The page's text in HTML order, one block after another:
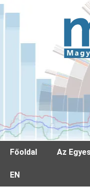
Főoldal Az
EN